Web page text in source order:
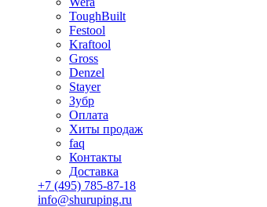
ToughBuilt
Festool
Kraftool
Gross
Denzel
Stayer
Зубр
Оплата
Хиты продаж
faq
Контакты
Доставка
+7 (495) 785-87-18
info@shuruping.ru